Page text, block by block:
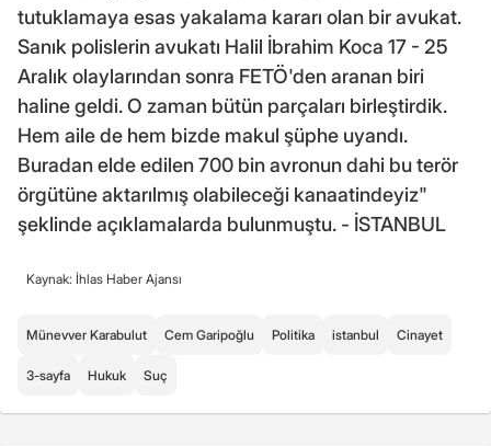
tutuklamaya esas yakalama kararı olan bir avukat.
Sanık polislerin avukatı Halil İbrahim Koca 17 - 25
Aralık olaylarından sonra FETÖ'den aranan biri
haline geldi. O zaman bütün parçaları birleştirdik.
Hem aile de hem bizde makul şüphe uyandı.
Buradan elde edilen 700 bin avronun dahi bu terör
örgütüne aktarılmış olabileceği kanaatindeyiz"
şeklinde açıklamalarda bulunmuştu. - İSTANBUL
Kaynak: İhlas Haber Ajansı
Münevver Karabulut Cem Garipoğlu Politika istanbul Cinayet
3-sayfa Hukuk Suç